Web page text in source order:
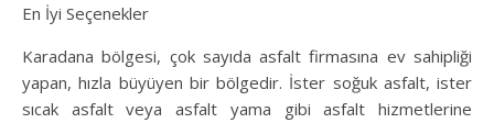
En İyi Seçenekler
Karadana bölgesi, çok sayıda asfalt firmasına ev sahipliği
yapan, hızla büyüyen bir bölgedir. İster soğuk asfalt, ister
sıcak asfalt veya asfalt yama gibi asfalt hizmetlerine